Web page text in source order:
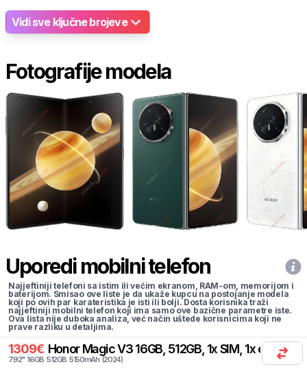
Vidi sve ključne brojeve
Fotografije modela
Uporedi mobilni telefon
Najjeftiniji telefoni sa istim ili većim ekranom, RAM-om, memorijom i
baterijom. Smisao ove liste je da ukaže kupcu na postojanje modela
koji po ovih par karateristika je isti ili bolji. Dosta korisnika traži
najjeftiniji mobilni telefon koji ima samo ove bazične parametre iste.
Ova lista nije duboka analiza, već način uštede korisnicima koji ne
prave razliku u detaljima.
1309€ Honor Magic V3 16GB, 512GB, 1x SIM, 1x eSIM
7.92" 16GB 512GB 5150mAh (2024)